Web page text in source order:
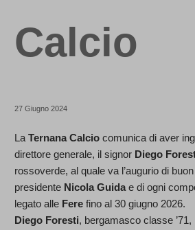
Calcio
27 Giugno 2024
La Ternana Calcio comunica di aver
direttore generale, il signor Diego
rossoverde, al quale va l’augurio di
presidente Nicola Guida e di ogni
legato alle Fere fino al 30 giugno 2026.
Diego Foresti, bergamasco classe ’71,